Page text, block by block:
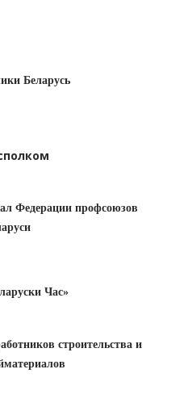
Беларусь
Федерации профсоюзов
Час»
строительства и